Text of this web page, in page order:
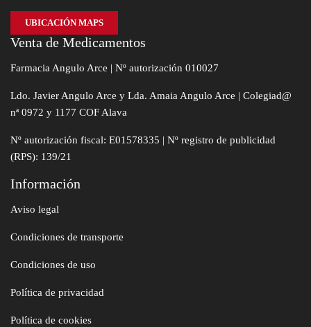
UBICACIÓN MAPS
Venta de Medicamentos
Farmacia Angulo Arce | Nº autorización 010027
Ldo. Javier Angulo Arce y Lda. Amaia Angulo Arce | Colegiad@
nª 0972 y 1177 COF Alava
Nº autorización fiscal: E01578335 | Nº registro de publicidad
(RPS): 139/21
Información
Aviso legal
Condiciones de transporte
Condiciones de uso
Política de privacidad
Política de cookies